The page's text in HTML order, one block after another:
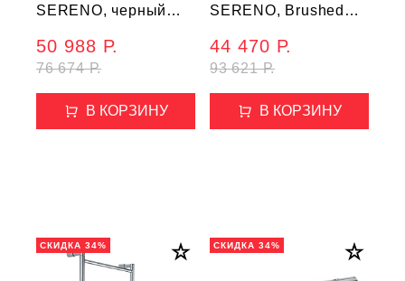
SERENO, черный
76 674 Р.
50 988 Р.
В КОРЗИНУ
SERENO, Brushed
93 621 Р.
44 470 Р.
В КОРЗИНУ
СКИДКА 34% СКИДКА 34%